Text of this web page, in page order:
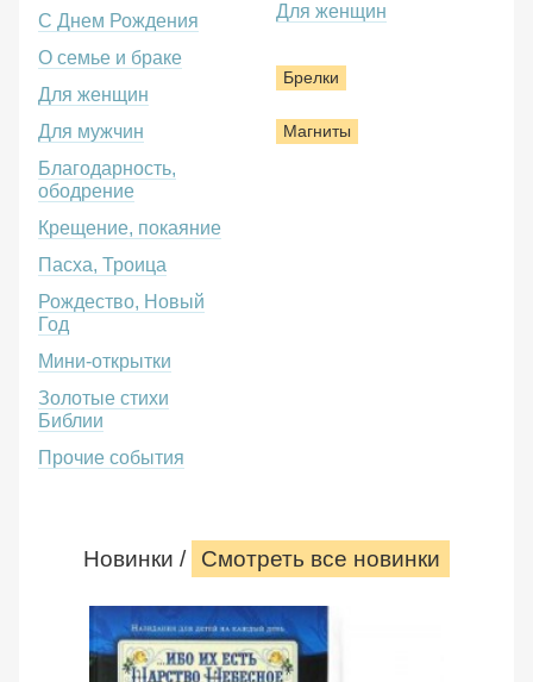
С Днем Рождения
О семье и браке
Для женщин
Для мужчин
Благодарность,
ободрение
Крещение, покаяние
Пасха, Троица
Рождество, Новый
Год
Мини-открытки
Золотые стихи
Библии
Прочие события
Для женщин
Брелки
Магниты
Новинки / Смотреть все новинки
Ибо